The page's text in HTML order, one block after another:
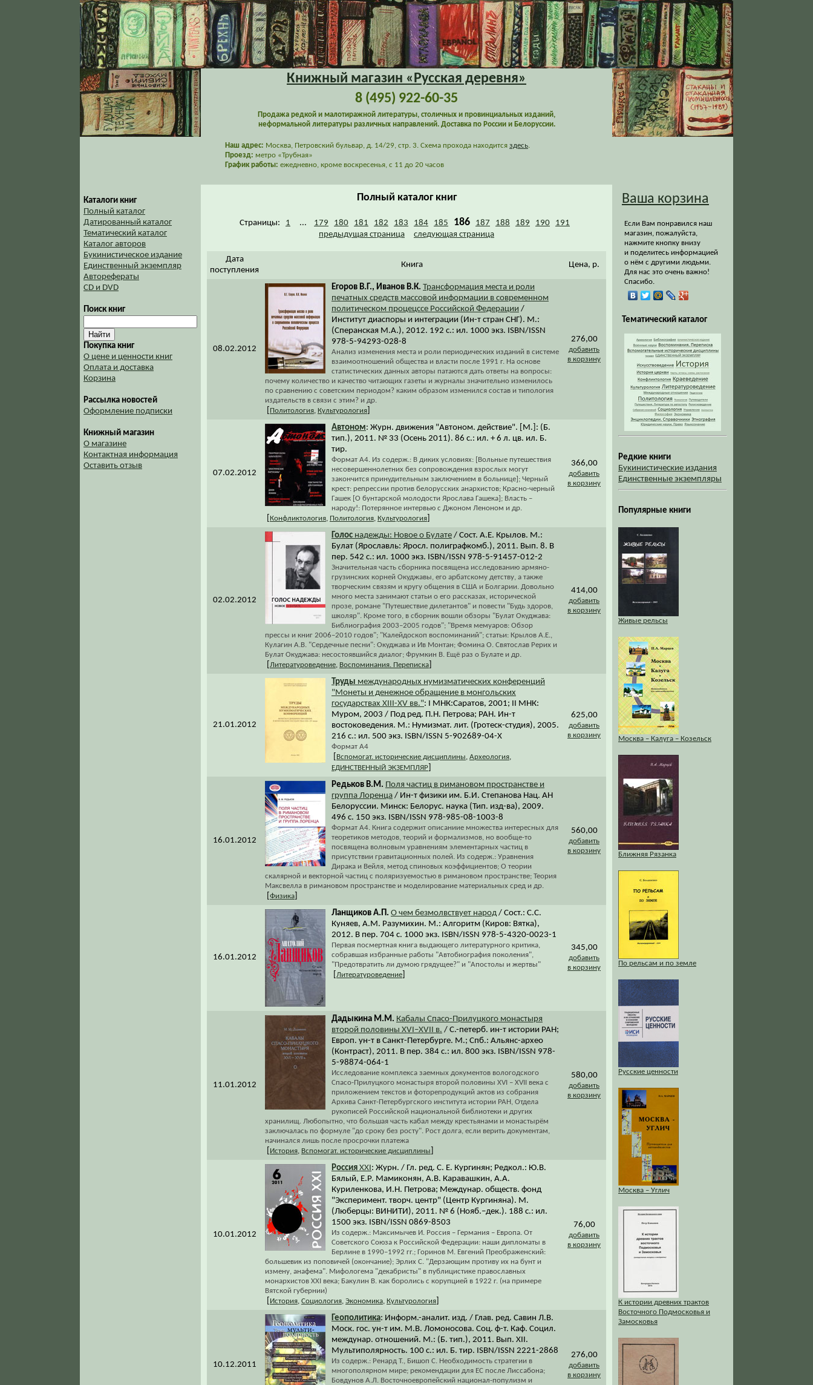
Книжный магазин «Русская деревня»
8 (495) 922-60-35
Продажа редкой и малотиражной литературы, столичных и провинциальных изданий,
неформальной литературы различных направлений. Доставка по России и Белоруссии.
Наш адрес: Москва, Петровский бульвар, д. 14/29, стр. 3. Схема прохода находится здесь.
Проезд: метро «Трубная»
График работы: ежедневно, кроме воскресенья, с 11 до 20 часов
Каталоги книг
Полный каталог
Датированный каталог
Тематический каталог
Каталог авторов
Букинистическое издание
Единственный экземпляр
Авторефераты
CD и DVD
Поиск книг
Покупка книг
О цене и ценности книг
Оплата и доставка
Корзина
Рассылка новостей
Оформление подписки
Книжный магазин
О магазине
Контактная информация
Оставить отзыв
Полный каталог книг
Страницы: 1 ... 179 180 181 182 183 184 185 186 187 188 189 190
191
предыдущая страница
следующая страница
Дата
поступления
Книга Цена, р.
08.02.2012
Егоров В.Г., Иванов В.К. Трансформация места и роли
печатных средств массовой информации в современном
политическом процецссе Российской Федерации /
Институт диаспоры и интеграции (Ин-т стран СНГ). М.:
(Сперанская М.А.), 2012. 192 с.: ил. 1000 экз. ISBN/ISSN
978-5-94293-028-8
Анализ изменения места и роли периодических изданий в системе
взаимоотношений общества и власти после 1991 г. На основе
статистических данных авторы патаются дать ответы на вопросы:
почему количество и качество читающих газеты и журналы значительно изменилось
по сравнению с советским периодом? каким образом изменился состав и типология
издательств в связи с этим? и др.
Политология, Культурология
276,00
добавить
в корзину
07.02.2012
Автоном: Журн. движения "Автоном. действие". [М.]: (Б.
тип.), 2011. № 33 (Осень 2011). 86 с.: ил. + 6 л. цв. ил. Б.
тир.
Формат А4. Из содерж.: В диких условиях: [Вольные путешествия
несовершеннолетних без сопровождения взрослых могут
закончится принудительным заключением в больнице]; Черный
крест: репрессии против белорусских анархистов; Красно-черный
Гашек [О бунтарской молодости Ярослава Гашека]; Власть –
народу!: Потерянное интервью с Джоном Леноном и др.
Конфликтология, Политология, Культурология
366,00
добавить
в корзину
02.02.2012
Голос надежды: Новое о Булате / Сост. А.Е. Крылов. М.:
Булат (Ярославль: Яросл. полиграфкомб.), 2011. Вып. 8. В
пер. 542 с.: ил. 1000 экз. ISBN/ISSN 978-5-91457-012-2
Значительная часть сборника посвящена исследованию армяно-
грузинских корней Окуджавы, его арбатскому детству, а также
творческим связям и кругу общения в США и Болгарии. Довольно
много места занимают статьи о его рассказах, исторической
прозе, романе "Путешествие дилетантов" и повести "Будь здоров,
школяр". Кроме того, в сборник вошли обзоры "Булат Окуджава:
Библиография 2003–2005 годов"; "Время мемуаров: Обзор
прессы и книг 2006–2010 годов"; "Калейдоскоп воспоминаний"; статьи: Крылов А.Е.,
Кулагин А.В. "Сердечные песни": Окуджава и Ив Монтан; Фомина О. Святослав Рерих и
Булат Окуджава: несостоявшийся диалог; Фрумкин В. Ещё раз о Булате и др.
Литературоведение, Воспоминания. Переписка
414,00
добавить
в корзину
21.01.2012
Труды международных нумизматических конференций
"Монеты и денежное обращение в монгольских
государствах XIII-XV вв.": I МНК:Саратов, 2001; II МНК:
Муром, 2003 / Под ред. П.Н. Петрова; РАН. Ин-т
востоковедения. М.: Нумизмат. лит. (Гротеск-студия), 2005.
216 с.: ил. 500 экз. ISBN/ISSN 5-902689-04-X
Формат А4
Вспомогат. исторические дисциплины, Археология,
ЕДИНСТВЕННЫЙ ЭКЗЕМПЛЯР
625,00
добавить
в корзину
16.01.2012
Редьков В.М. Поля частиц в римановом пространстве и
группа Лоренца / Ин-т физики им. Б.И. Степанова Нац. АН
Белоруссии. Минск: Белорус. наука (Тип. изд-ва), 2009.
496 с. 150 экз. ISBN/ISSN 978-985-08-1003-8
Формат А4. Книга содержит описаниие множества интересных для
теоретиков методов, теорий и формализмов, но вообще-то
посвящена волновым уравнениям элементарных частиц в
присутствии гравитационных полей. Из содерж.: Уравнения
Дирака и Вейля, метод спиновых коэффициентов; О теории
скалярной и векторной частиц с поляризуемостью в римановом пространстве; Теория
Максвелла в римановом пространстве и моделирование материальных сред и др.
Физика
560,00
добавить
в корзину
16.01.2012
Ланщиков А.П. О чем безмолвствует народ/ Сост.: С.С.
Куняев, А.М. Разумихин. М.: Алгоритм (Киров: Вятка),
2012. В пер. 704 с. 1000 экз. ISBN/ISSN 978-5-4320-0023-1
Первая посмертная книга выдающего литературного критика,
собравшая избранные работы "Автобиография поколения",
"Предотвратить ли думою грядущее?" и "Апостолы и жертвы"
Литературоведение
345,00
добавить
в корзину
11.01.2012
Дадыкина М.М. Кабалы Спасо-Прилуцкого монастыря
второй половины XVI–XVII в. / С.-петерб. ин-т истории РАН;
Европ. ун-т в Санкт-Петербурге. М.; Спб.: Альянс-архео
(Контраст), 2011. В пер. 384 с.: ил. 800 экз. ISBN/ISSN 978-
5-98874-064-1
Исследование комплекса заемных документов вологодского
Спасо-Прилуцкого монастыря второй половины XVI – XVII века с
приложением текстов и фоторепродукций актов из собрания
Архива Санкт-Петербургского института истории РАН, Отдела
рукописей Российской национальной библиотеки и других
хранилищ. Любопытно, что большая часть кабал между крестьянами и монастырём
заключалась по формуле "до сроку без росту". Рост долга, если верить документам,
начинался лишь после просрочки платежа
История, Вспомогат. исторические дисциплины
580,00
добавить
в корзину
10.01.2012
Россия XXI: Журн. / Гл. ред. С. Е. Кургинян; Редкол.: Ю.В.
Бялый, Е.Р. Мамиконян, А.В. Каравашкин, А.А.
Куриленкова, И.Н. Петрова; Междунар. обществ. фонд
"Эксперимент. творч. центр" (Центр Кургиняна). М.
(Люберцы: ВИНИТИ), 2011. № 6 (Нояб.–дек.). 188 с.: ил.
1500 экз. ISBN/ISSN 0869-8503
Из содерж.: Максимычев И. Россия – Германия – Европа. От
Советского Союза к Российской Федерации: наши дипломаты в
Берлине в 1990–1992 гг.; Горинов М. Евгений Преображенский:
большевик из поповичей (окончание); Эрлих С. "Дерзающим противу их на бунт и
измену, анафема". Мифологема "декабристы" в публицистике православных
монархистов XXI века; Бакулин В. как боролись с корупцией в 1922 г. (на примере
Вятской губернии)
История, Социология, Экономика, Культурология
76,00
добавить
в корзину
10.12.2011
Геополитика: Информ.-аналит. изд. / Глав. ред. Савин Л.В.
Моск. гос. ун-т им. М.В. Ломоносова. Соц. ф-т. Каф. Социл.
междунар. отношений. М.: (Б. тип.), 2011. Вып. XII.
Мультиполярность. 100 с.: ил. Б. тир. ISBN/ISSN 2221-2868
Из содерж.: Ренард Т., Бишоп С. Необходимость стратегии в
многополярном мире; рекомендации для ЕС после Лиссабона;
Бовдунов А.Л. Восточноевропейский национал-популизм и
276,00
добавить
в корзину
Ваша корзина
Если Вам понравился наш
магазин, пожалуйста,
нажмите кнопку внизу
и поделитесь информацией
о нём с другими людьми.
Для нас это очень важно!
Спасибо.
Тематический каталог
Редкие книги
Букинистические издания
Единственные экземпляры
Популярные книги
Живые рельсы
Москва – Калуга – Козельск
Ближняя Рязанка
По рельсам и по земле
Русские ценности
Москва – Углич
К истории древних трактов
Восточного Подмосковья и
Замосковья